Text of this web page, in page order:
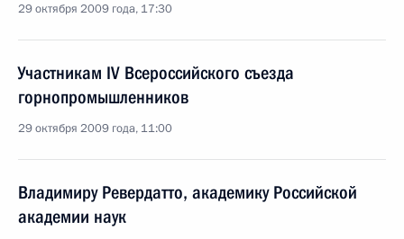
29 октября 2009 года, 17:30
Участникам IV Всероссийского съезда
горнопромышленников
29 октября 2009 года, 11:00
Владимиру Ревердатто, академику Российской
академии наук